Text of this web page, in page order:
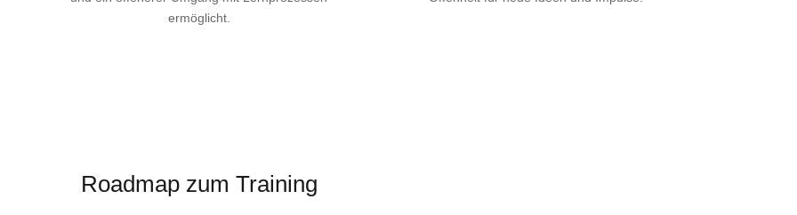
ermöglicht.
Roadmap zum Training